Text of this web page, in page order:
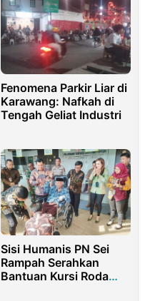
Fenomena Parkir Liar di
Karawang: Nafkah di
Tengah Geliat Industri
Sisi Humanis PN Sei
Rampah Serahkan
Bantuan Kursi Roda